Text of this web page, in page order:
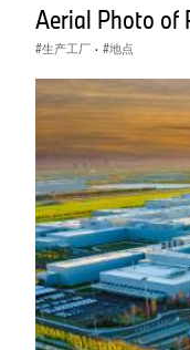
Aerial Photo of
生产工厂 · 地点